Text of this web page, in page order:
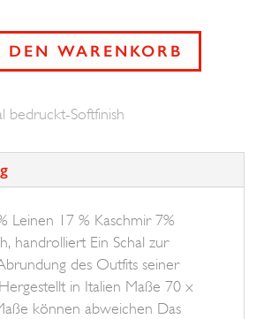
DEN WARENKORB
bedruckt-Softfinish
Leinen 17 % Kaschmir 7%
handrolliert Ein Schal zur
des Outfits seiner
in Italien Maße 70 x
können abweichen Das